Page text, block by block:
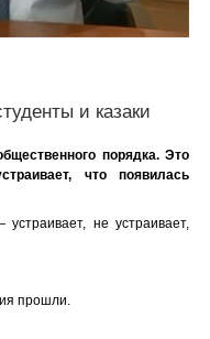
и казаки
порядка. Это
что появилась
не устраивает,
прошли.